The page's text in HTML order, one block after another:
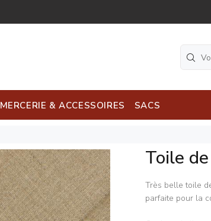
MERCERIE & ACCESSOIRES SACS
Toile
Très belle toile
parfaite pour la